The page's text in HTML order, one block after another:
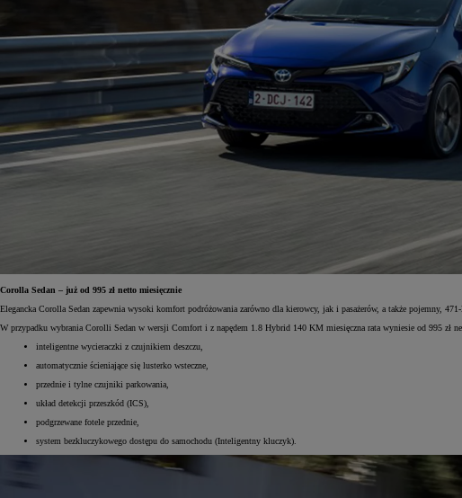
Corolla Sedan – już od 995 zł netto miesięcznie
Elegancka Corolla Sedan zapewnia wysoki komfort podróżowania zarówno dla kierowcy, jak i pasażerów, a także pojemny,
W przypadku wybrania Corolli Sedan w wersji Comfort i z napędem 1.8 Hybrid 140 KM miesięczna rata wyniesie od 995 zł
inteligentne wycieraczki z czujnikiem deszczu,
automatycznie ścieniające się lusterko wsteczne,
przednie i tylne czujniki parkowania,
układ detekcji przeszkód (ICS),
podgrzewane fotele przednie,
system bezkluczykowego dostępu do samochodu (Inteligentny kluczyk).